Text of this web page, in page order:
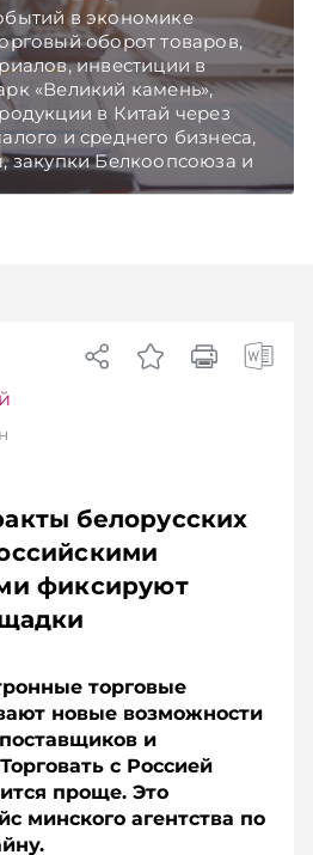
в экономике
оборот товаров,
инвестиции в
«Великий камень»,
в Китай через
и среднего бизнеса,
закупки Белкоопсоюза и
автомобилей.
белорусских
фиксируют
торговые
новые возможности
и
с Россией
проще. Это
минского агентства по